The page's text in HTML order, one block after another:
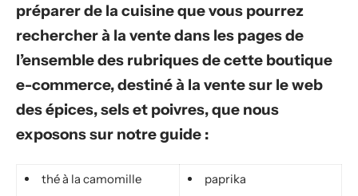
préparer de la cuisine que vous pourrez
rechercher à la vente dans les pages de
l’ensemble des rubriques de cette boutique
e-commerce, destiné à la vente sur le web
des épices, sels et poivres, que nous
exposons sur notre guide :
thé à la camomille
paprika